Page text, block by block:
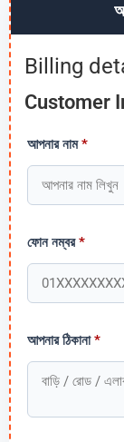
Billing
Customer
আপনার নাম*
ফোন নম্বর*
আপনার ঠিকানা*